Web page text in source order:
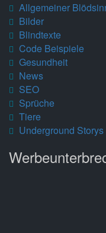
Allgemeiner
Bilder
Blindtexte
Code Beispiele
Gesundheit
News
SEO
Sprüche
Tiere
Underground Storys